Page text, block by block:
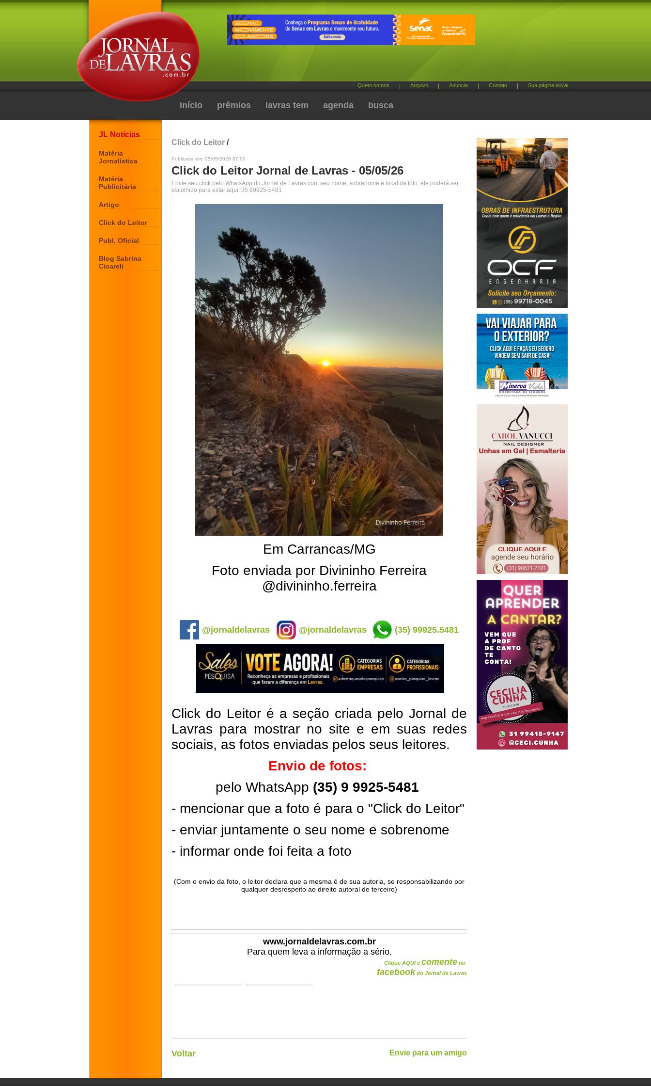
Quem somos Arquivo Anuncie Contato Sua página inicial
início prêmios lavras tem agenda busca
JL Notícias
Matéria
Jornalística
Matéria
Publicitária
Artigo
Click do Leitor
Publ. Oficial
Blog Sabrina
Cicareli
Click do Leitor /
Publicada em: 05/05/2026 07:00
Click do Leitor Jornal de Lavras - 05/05/26
Envie seu click pelo WhatsApp do Jornal de Lavras com seu nome, sobrenome e local da foto, ele poderá ser
escolhido para estar aqui: 35 99925-5481
Em Carrancas/MG
Foto enviada por Divininho Ferreira
@divininho.ferreira
@jornaldelavras @jornaldelavras (35) 99925.5481
Click do Leitor é a seção criada pelo Jornal de
Lavras para mostrar no site e em suas redes
sociais, as fotos enviadas pelos seus leitores.
Envio de fotos:
pelo WhatsApp (35) 9 9925-5481
- mencionar que a foto é para o "Click do Leitor"
- enviar juntamente o seu nome e sobrenome
- informar onde foi feita a foto
(Com o envio da foto, o leitor declara que a mesma é de sua autoria, se responsabilizando por
qualquer desrespeito ao direito autoral de terceiro)
www.jornaldelavras.com.br
Para quem leva a informação a sério.
Clique AQUI e comente no
facebook do Jornal de Lavras
Voltar Envie para um amigo